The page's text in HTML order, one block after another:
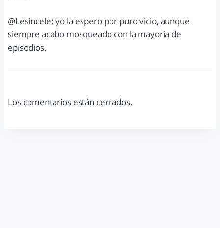
@Lesincele: yo la espero por puro vicio, aunque
siempre acabo mosqueado con la mayoria de
episodios.
Los comentarios están cerrados.